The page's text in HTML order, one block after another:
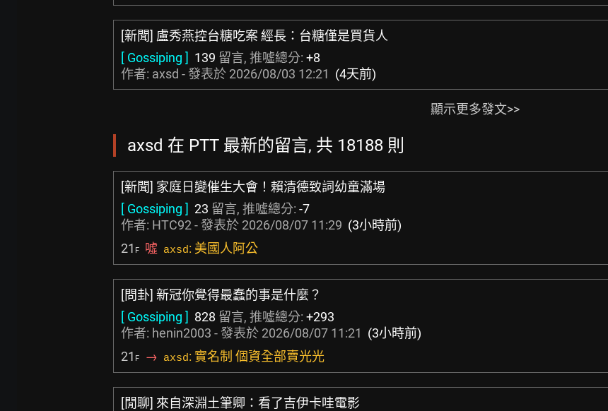
[新聞] 盧秀燕控台糖吃案 經長：台糖僅是買貨人
[ Gossiping ] 139 留言, 推噓總分: +8
作者: axsd - 發表於 2026/08/03 12:21 (4天前)
顯示更多發文>>
axsd 在 PTT 最新的留言, 共 18188 則
[新聞] 家庭日變催生大會！賴清德致詞幼童滿場
[ Gossiping ] 23 留言, 推噓總分: -7
作者: HTC92 - 發表於 2026/08/07 11:29 (3小時前)
21 F 噓 axsd: 美國人阿公
[問卦] 新冠你覺得最蠢的事是什麼？
[ Gossiping ] 828 留言, 推噓總分: +293
作者: henin2003 - 發表於 2026/08/07 11:21 (3小時前)
21 F → axsd: 實名制 個資全部賣光光
[閒聊] 來自深淵土筆卿：看了吉伊卡哇電影